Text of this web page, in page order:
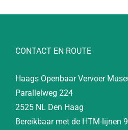
CONTACT EN ROUTE
Haags Openbaar Vervoer
Parallelweg 224
2525 NL Den Haag
Bereikbaar met de HTM-lijnen